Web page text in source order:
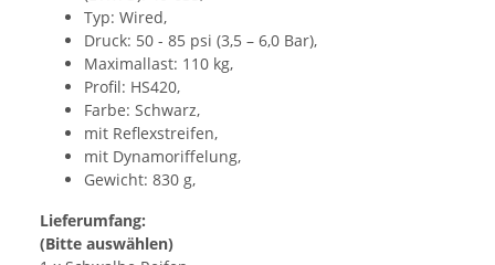
Typ: Wired,
Druck: 50 - 85 psi (3,5 – 6,0 Bar),
Maximallast: 110 kg,
Profil: HS420,
Farbe: Schwarz,
mit Reflexstreifen,
mit Dynamoriffelung,
Gewicht: 830 g,
Lieferumfang:
(Bitte auswählen)